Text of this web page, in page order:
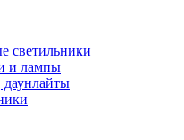
светильники
и лампы
даунлайты